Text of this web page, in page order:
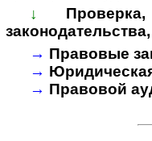
↓
→ Правовые
→
→ Правовой